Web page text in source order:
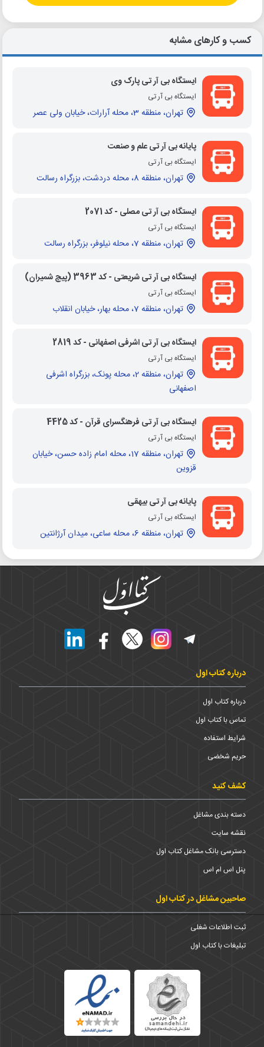
کسب و کارهای مشابه
ایستگاه بی آر تی پارک وی
ایستگاه بی آر تی
تهران، منطقه 3، محله آرارات، خیابان ولی عصر
پایانه بی آر تی علم و صنعت
ایستگاه بی آر تی
تهران، منطقه 8، محله دردشت، بزرگراه رسالت
ایستگاه بی آر تی مصلی - کد 2071
ایستگاه بی آر تی
تهران، منطقه 7، محله نیلوفر، بزرگراه رسالت
ایستگاه بی آر تی شریعتی - کد 3963 (پیچ شمیران)
ایستگاه بی آر تی
تهران، منطقه 7، محله بهار، خیابان انقلاب
ایستگاه بی آر تی اشرفی اصفهانی - کد 2819
ایستگاه بی آر تی
تهران، منطقه 2، محله پونک، بزرگراه اشرفی
اصفهانی
ایستگاه بی آر تی فرهنگسرای قرآن - کد 4425
ایستگاه بی آر تی
تهران، منطقه 17، محله امام زاده حسن، خیابان
قزوین
پایانه بی آر تی بیهقی
ایستگاه بی آر تی
تهران، منطقه 6، محله ساعی، میدان آرژانتین
درباره کتاب اول
درباره کتاب اول
تماس با کتاب اول
شرایط استفاده
حریم شخضی
کشف کنید
دسته بندی مشاغل
نقشه سایت
دسترسی بانک مشاغل کتاب اول
پنل اس ام اس
صاحبین مشاغل در کتاب اول
ثبت اطلاعات شغلی
تبلیغات با کتاب اول